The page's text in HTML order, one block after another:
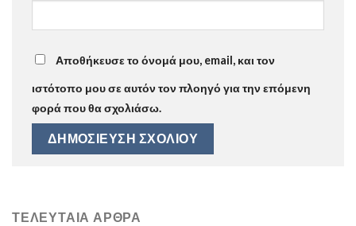
Αποθήκευσε το όνομά μου, email, και τον
ιστότοπο μου σε αυτόν τον πλοηγό για την επόμενη
φορά που θα σχολιάσω.
ΤΕΛΕΥΤΑΊΑ ΆΡΘΡΑ